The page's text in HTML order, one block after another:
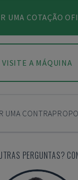
UMA COTAÇÃO
VISITE A MÁQUINA
UMA
PERGUNTAS?